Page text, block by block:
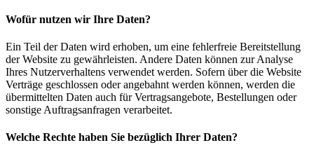
Wofür nutzen wir Ihre Daten?
Ein Teil der Daten wird erhoben, um eine fehlerfreie Bereitstellung
der Website zu gewährleisten. Andere Daten können zur Analyse
Ihres Nutzerverhaltens verwendet werden. Sofern über die Website
Verträge geschlossen oder angebahnt werden können, werden die
übermittelten Daten auch für Vertragsangebote, Bestellungen oder
sonstige Auftragsanfragen verarbeitet.
Welche Rechte haben Sie bezüglich Ihrer Daten?